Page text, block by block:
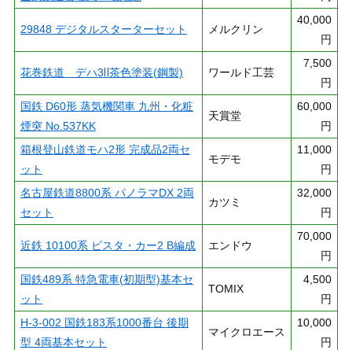
29848 デジタルスターターセット メルクリン
40,000
円
花巻鉄道 デハ3Ⅱ茶色塗装(鋼製) ワールド工芸
7,500
円
国鉄 D60形 蒸気機関車 九州・化粧
煙突 No.537KK
天賞堂
60,000
円
箱根登山鉄道モハ2形 完成品2両セ
ット
モデモ
11,000
円
名古屋鉄道8800系 パノラマDX 2両
セット
カツミ
32,000
円
近鉄 10100系 ビスタ・カー2 B編成 エンドウ
70,000
円
国鉄489系 特急電車(初期型)基本セ
ット
TOMIX
4,500
円
H-3-002 国鉄183系1000番台 後期
型 4両基本セット
マイクロエース
10,000
円